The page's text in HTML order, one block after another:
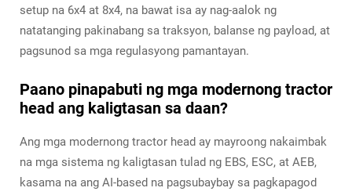
setup na 6x4 at 8x4, na bawat isa ay nag-aalok ng
natatanging pakinabang sa traksyon, balanse ng payload, at
pagsunod sa mga regulasyong pamantayan.
Paano pinapabuti ng mga modernong tractor
head ang kaligtasan sa daan?
Ang mga modernong tractor head ay mayroong nakaimbak
na mga sistema ng kaligtasan tulad ng EBS, ESC, at AEB,
kasama na ang AI-based na pagsubaybay sa pagkapagod